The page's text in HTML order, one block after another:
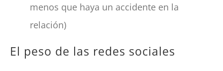
menos que haya un accidente en la
relación)
El peso de las redes sociales